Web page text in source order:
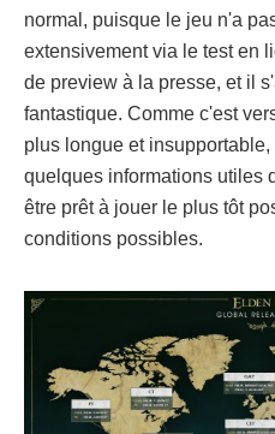
normal, puisque le jeu n'a
extensivement via le test en
de preview à la presse, et il
fantastique. Comme c'est
plus longue et
quelques informations utiles
être prêt à jouer le plus tôt
conditions possibles.